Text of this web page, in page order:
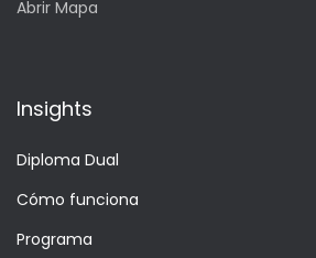
Abrir Mapa
Insights
Diploma Dual
Cómo funciona
Programa